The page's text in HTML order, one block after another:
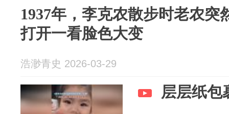
1937年，李克农散步时老农突
打开一看脸色大变
浩渺青史 2026-03-29
层层纸